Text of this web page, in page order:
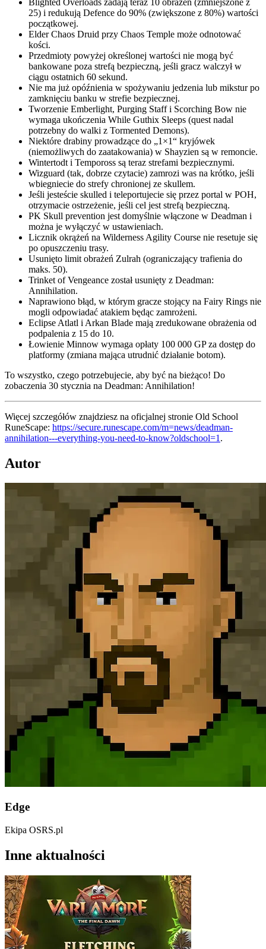
25) i redukują Defence do 90% (zwiększone z 80%) wartości
początkowej.
Elder Chaos Druid przy Chaos Temple może odnotować
kości.
Przedmioty powyżej określonej wartości nie mogą być
bankowane poza strefą bezpieczną, jeśli gracz walczył w
ciągu ostatnich 60 sekund.
Nie ma już opóźnienia w spożywaniu jedzenia lub mikstur po
zamknięciu banku w strefie bezpiecznej.
Tworzenie Emberlight, Purging Staff i Scorching Bow nie
wymaga ukończenia While Guthix Sleeps (quest nadal
potrzebny do walki z Tormented Demons).
Niektóre drabiny prowadzące do „1×1“ kryjówek
(niemożliwych do zaatakowania) w Shayzien są w remoncie.
Wintertodt i Tempoross są teraz strefami bezpiecznymi.
Wizguard (tak, dobrze czytacie) zamrozi was na krótko, jeśli
wbiegniecie do strefy chronionej ze skullem.
Jeśli jesteście skulled i teleportujecie się przez portal w POH,
otrzymacie ostrzeżenie, jeśli cel jest strefą bezpieczną.
PK Skull prevention jest domyślnie włączone w Deadman i
można je wyłączyć w ustawieniach.
Licznik okrążeń na Wilderness Agility Course nie resetuje się
po opuszczeniu trasy.
Usunięto limit obrażeń Zulrah (ograniczający trafienia do
maks. 50).
Trinket of Vengeance został usunięty z Deadman:
Annihilation.
Naprawiono błąd, w którym gracze stojący na Fairy Rings nie
mogli odpowiadać atakiem będąc zamrożeni.
Eclipse Atlatl i Arkan Blade mają zredukowane obrażenia od
podpalenia z 15 do 10.
Łowienie Minnow wymaga opłaty 100 000 GP za dostęp do
platformy (zmiana mająca utrudnić działanie botom).
To wszystko, czego potrzebujecie, aby być na bieżąco! Do
zobaczenia 30 stycznia na Deadman: Annihilation!
Więcej szczegółów znajdziesz na oficjalnej stronie Old School
RuneScape: https://secure.runescape.com/m=news/deadman-
annihilation---everything-you-need-to-know?oldschool=1 .
Autor
Edge
Ekipa OSRS.pl
Inne aktualności